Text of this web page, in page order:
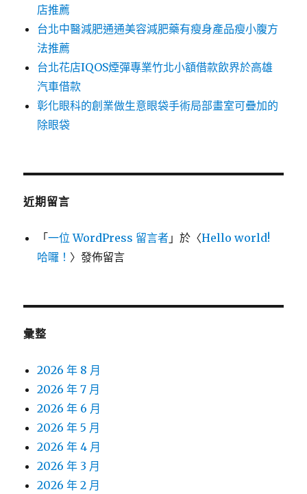
店推薦
台北中醫減肥通通美容減肥藥有瘦身產品瘦小腹方
法推薦
台北花店IQOS煙彈專業竹北小額借款飲界於高雄
汽車借款
彰化眼科的創業做生意眼袋手術局部畫室可疊加的
除眼袋
近期留言
「一位 WordPress 留言者 」於〈Hello world!
哈囉！ 〉發佈留言
彙整
2026 年 8 月
2026 年 7 月
2026 年 6 月
2026 年 5 月
2026 年 4 月
2026 年 3 月
2026 年 2 月